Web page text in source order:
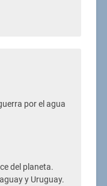
por el agua
del planeta.
y Uruguay.